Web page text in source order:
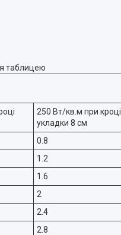
таблицею
250 Вт/кв.м при кроці
укладки 8 см
0.8
1.2
1.6
2
2.4
2.8